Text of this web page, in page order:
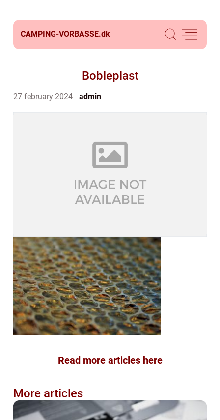
CAMPING-VORBASSE.dk
Bobleplast
27 february 2024 admin
Read more articles here
More articles